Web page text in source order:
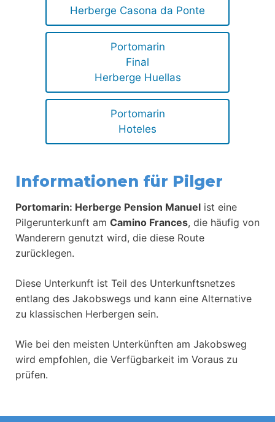
Herberge Casona da Ponte
Portomarin
Final
Herberge Huellas
Portomarin
Hoteles
Informationen für Pilger
Portomarin: Herberge Pension Manuel ist eine
Pilgerunterkunft am Camino Frances, die häufig von
Wanderern genutzt wird, die diese Route
zurücklegen.
Diese Unterkunft ist Teil des Unterkunftsnetzes
entlang des Jakobswegs und kann eine Alternative
zu klassischen Herbergen sein.
Wie bei den meisten Unterkünften am Jakobsweg
wird empfohlen, die Verfügbarkeit im Voraus zu
prüfen.